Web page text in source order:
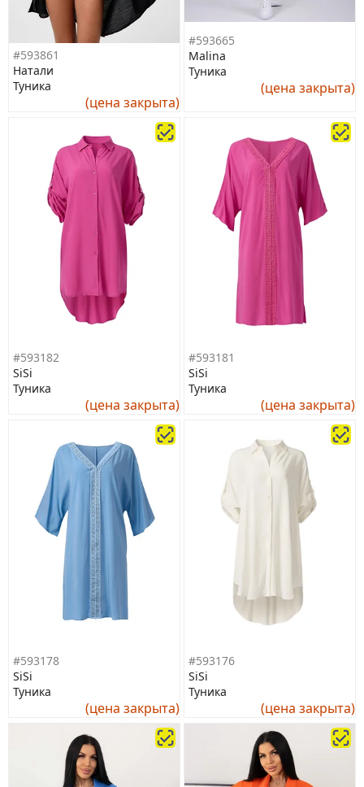
#593861
Натали
Туника
(цена закрыта)
#593665
Malina
Туника
(цена закрыта)
#593182
SiSi
Туника
(цена закрыта)
#593181
SiSi
Туника
(цена закрыта)
#593178
SiSi
Туника
(цена закрыта)
#593176
SiSi
Туника
(цена закрыта)